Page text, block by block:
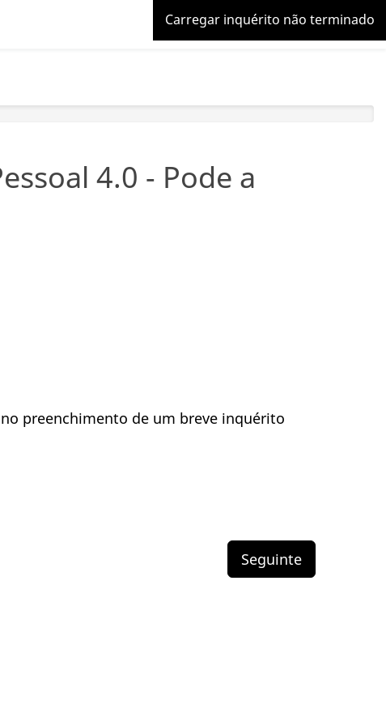
Carregar inquérito não terminado
4.0 - Pode a
preenchimento de um breve inquérito
Seguinte